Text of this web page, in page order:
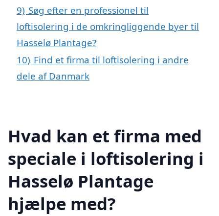
9) Søg efter en professionel til
loftisolering i de omkringliggende byer til
Hasselø Plantage?
10) Find et firma til loftisolering i andre
dele af Danmark
Hvad kan et firma med
speciale i loftisolering i
Hasselø Plantage
hjælpe med?